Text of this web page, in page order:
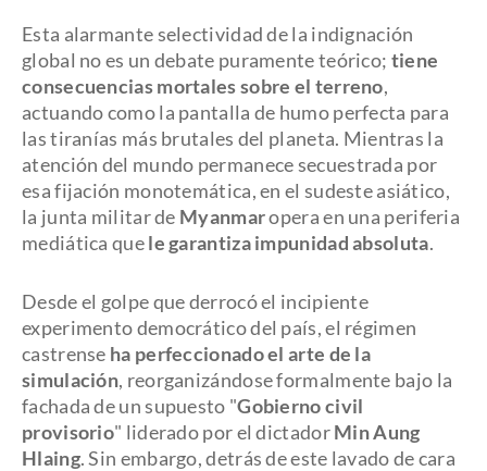
Esta alarmante selectividad de la indignación
global no es un debate puramente teórico; tiene
consecuencias mortales sobre el terreno,
actuando como la pantalla de humo perfecta para
las tiranías más brutales del planeta. Mientras la
atención del mundo permanece secuestrada por
esa fijación monotemática, en el sudeste asiático,
la junta militar de Myanmaropera en una periferia
mediática quele garantiza impunidad absoluta.
Desde el golpe que derrocó el incipiente
experimento democrático del país, el régimen
castrense ha perfeccionado el arte de la
simulación, reorganizándose formalmente bajo la
fachada de un supuesto "Gobierno civil
provisorio" liderado por el dictadorMin Aung
Hlaing. Sin embargo, detrás de este lavado de cara